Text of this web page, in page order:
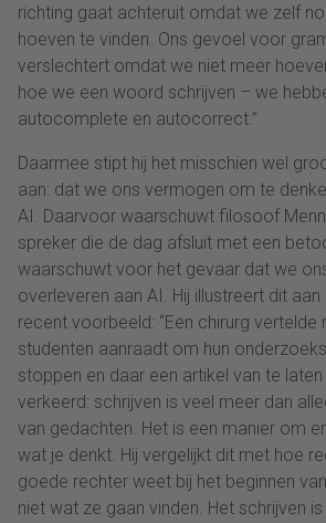
richting gaat achteruit omdat we zelf
hoeven te vinden. Ons gevoel voor
verslechtert omdat we niet meer
hoe we een woord schrijven – we
autocomplete en autocorrect.”
Daarmee stipt hij het misschien wel
aan: dat we ons vermogen om te
AI. Daarvoor waarschuwt filosoof
spreker die de dag afsluit met een
waarschuwt voor het gevaar dat we
overleveren aan AI. Hij illustreert dit
recent voorbeeld: “Een chirurg vertelde
studenten aanraadt om hun
stoppen en daar een artikel van te
verkeerd: schrijven is veel meer dan
van gedachten. Het is een manier om
wat je denkt. Hij vergelijkt dit met hoe
goede rechter weet bij het beginnen
niet wat ze gaan vinden. Het schrijven